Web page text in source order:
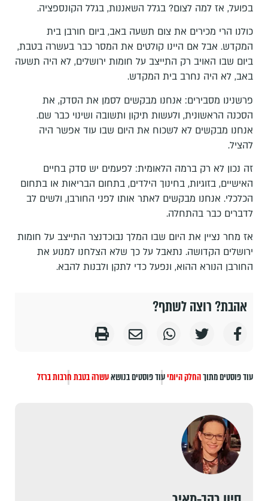
בפועל, אז למה לצום? בגלל השאננות, בגלל הקונספציה.
כולנו הרי מכירים את צום תשעה באב, ביום חורבן בית
המקדש. אבל אם היינו קולטים את המסר כבר בעשרה בטבת,
ביום שבו האויב רק התייצב על חומות ירושלים, לא היה תשעה
באב, לא היה נחרב בית המקדש.
פרשנינו מסבירים: אנחנו מבקשים לסמן את הסדק, את
הסכנה הראשונית, ולעשות תיקון ותשובה ושינוי כבר שם.
אנחנו מבקשים לא לשכוח את היום שבו עוד אפשר היה
להציל.
זה נכון לא רק ברמה הלאומית: לפעמים יש סדק בחיים
האישיים, בזוגיות, בחינוך הילדים, בתחום הבריאות או בתחום
הכלכלי. אנחנו מבקשים לאתר אותו לפני החורבן, ולשים לב
לדברים כבר בהתחלה.
אז מחר נציין את היום שבו המלך נבוכדנצר התייצב על חומות
ירושלים הקדושה. נתאבל על כך שלא הצלחנו למנוע את
החורבן הנורא ההוא, ונפעל כדי לתקן ולבנות להבא.
אהבת? רוצה לשתף?
עוד פוסטים מתוךהחלק היומיעוד פוסטים בנושאעשרה בטבתחרבות ברזל